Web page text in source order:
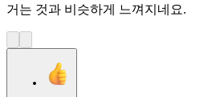
거는 것과 비슷하게 느껴지네요.